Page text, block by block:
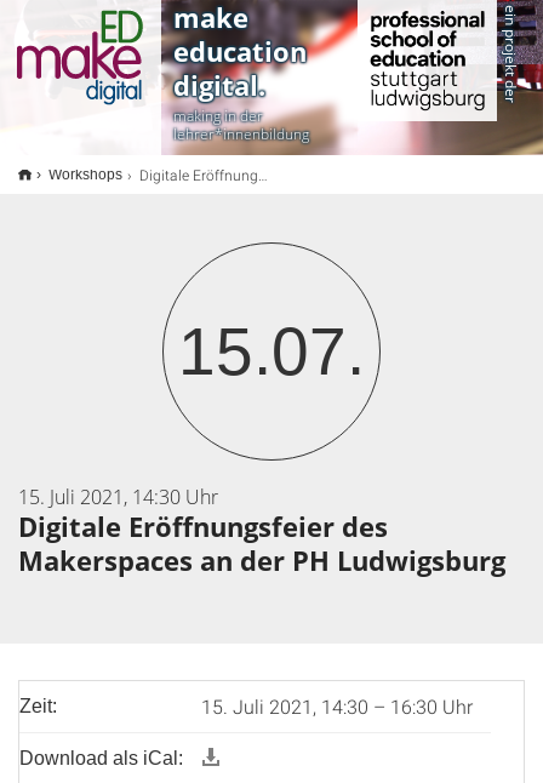
make
education
digital.
making in der
lehrer*innenbildung
ein projekt der
Workshops Digitale Eröffnungsfeier des Makerspaces an der PH Ludwigsburg
15.07.
Digitale Eröffnungsfeier des
Makerspaces an der PH Ludwigsburg
15. Juli 2021, 14:30 Uhr
Zeit: 15. Juli 2021, 14:30 – 16:30 Uhr
Download als iCal: